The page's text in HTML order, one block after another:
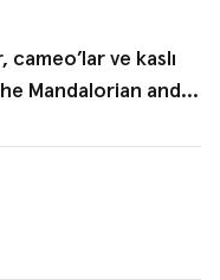
ve kaslı
Mandalorian and